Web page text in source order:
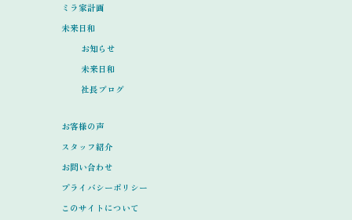
ミラ家計画
未来日和
お知らせ
未来日和
社長ブログ
お客様の声
スタッフ紹介
お問い合わせ
プライバシーポリシー
このサイトについて